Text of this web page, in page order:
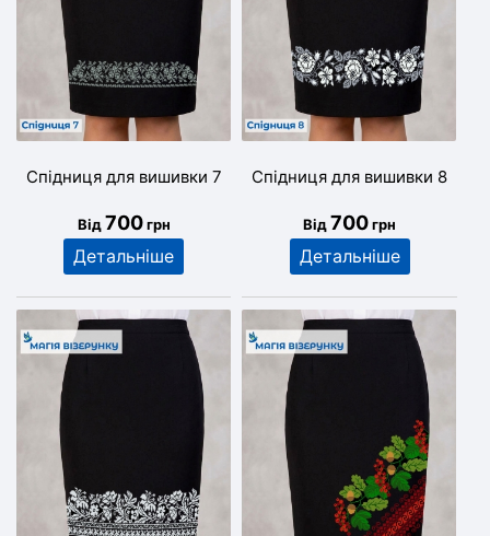
Спідниця для вишивки 7
Від700грн
Детальніше
Спідниця для вишивки 8
Від700грн
Детальніше